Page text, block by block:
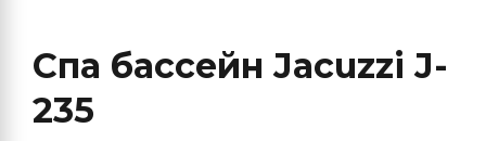
Спа бассейн Jacuzzi J-
235